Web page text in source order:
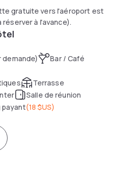
gratuite vers l'aéroport est
à l'avance).
demande)
Bar / Café
Terrasse
Salle de réunion
payant(18 $US)